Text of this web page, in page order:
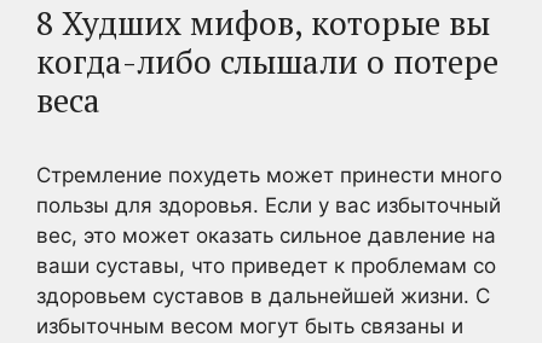
8 Худших мифов, которые вы
когда-либо слышали о потере
веса
Стремление похудеть может принести много
пользы для здоровья. Если у вас избыточный
вес, это может оказать сильное давление на
ваши суставы, что приведет к проблемам со
здоровьем суставов в дальнейшей жизни. С
избыточным весом могут быть связаны и